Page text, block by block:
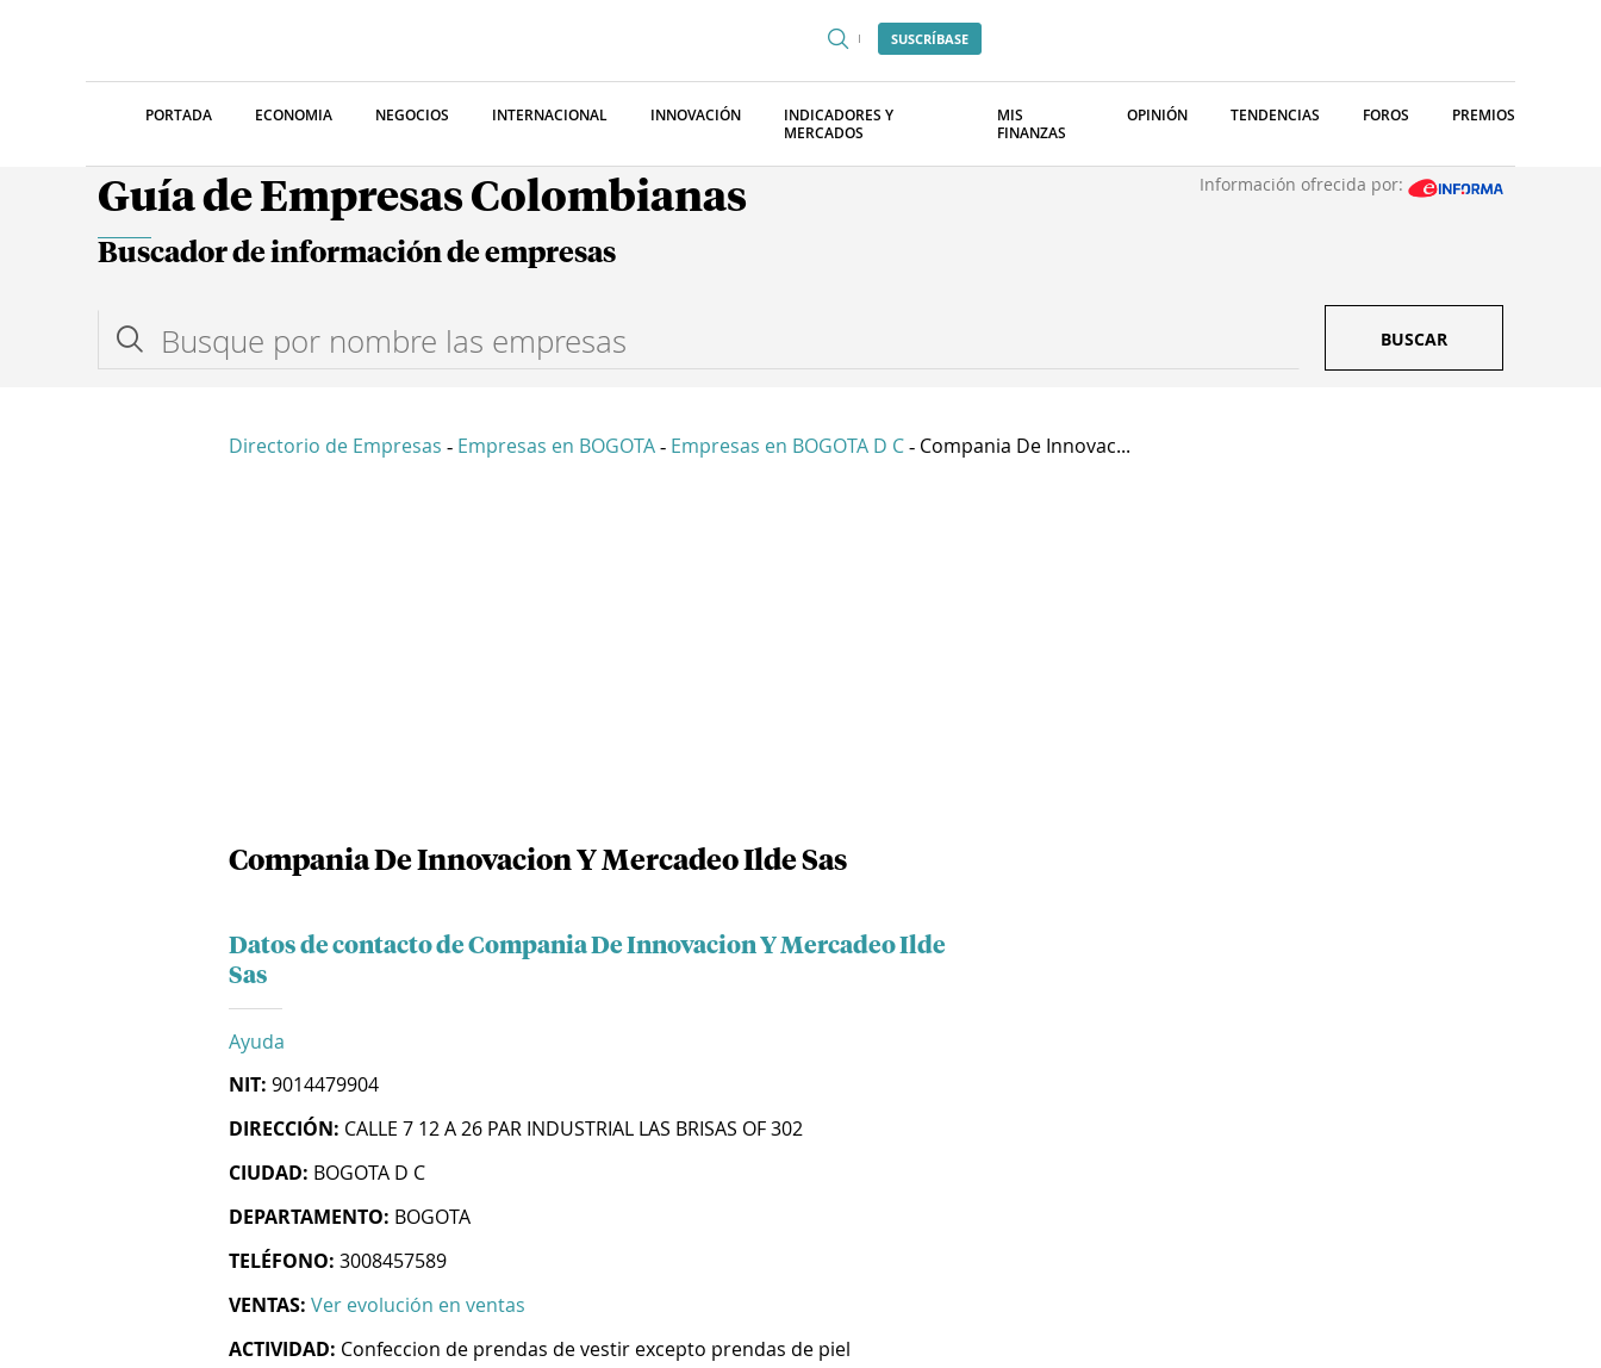
SUSCRÍBASE
PORTADA ECONOMIA NEGOCIOS INTERNACIONAL INNOVACIÓN
INDICADORES Y
MERCADOS
MIS
FINANZAS
OPINIÓN TENDENCIAS FOROS PREMIOS
Guía de Empresas Colombianas Información ofrecida por:
Buscador de información de empresas
BUSCAR
Directorio de Empresas - Empresas en BOGOTA - Empresas en BOGOTA D C - Compania De Innovac...
Compania De Innovacion Y Mercadeo Ilde Sas
Datos de contacto de Compania De Innovacion Y Mercadeo Ilde
Sas
Ayuda
NIT: 9014479904
DIRECCIÓN: CALLE 7 12 A 26 PAR INDUSTRIAL LAS BRISAS OF 302
CIUDAD: BOGOTA D C
DEPARTAMENTO: BOGOTA
TELÉFONO: 3008457589
VENTAS: Ver evolución en ventas
ACTIVIDAD: Confeccion de prendas de vestir excepto prendas de piel